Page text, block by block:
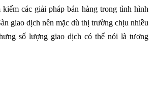
các giải pháp bán hàng trong tình hình
giao dịch nên mặc dù thị trường chịu nhiều
số lượng giao dịch có thể nói là tương